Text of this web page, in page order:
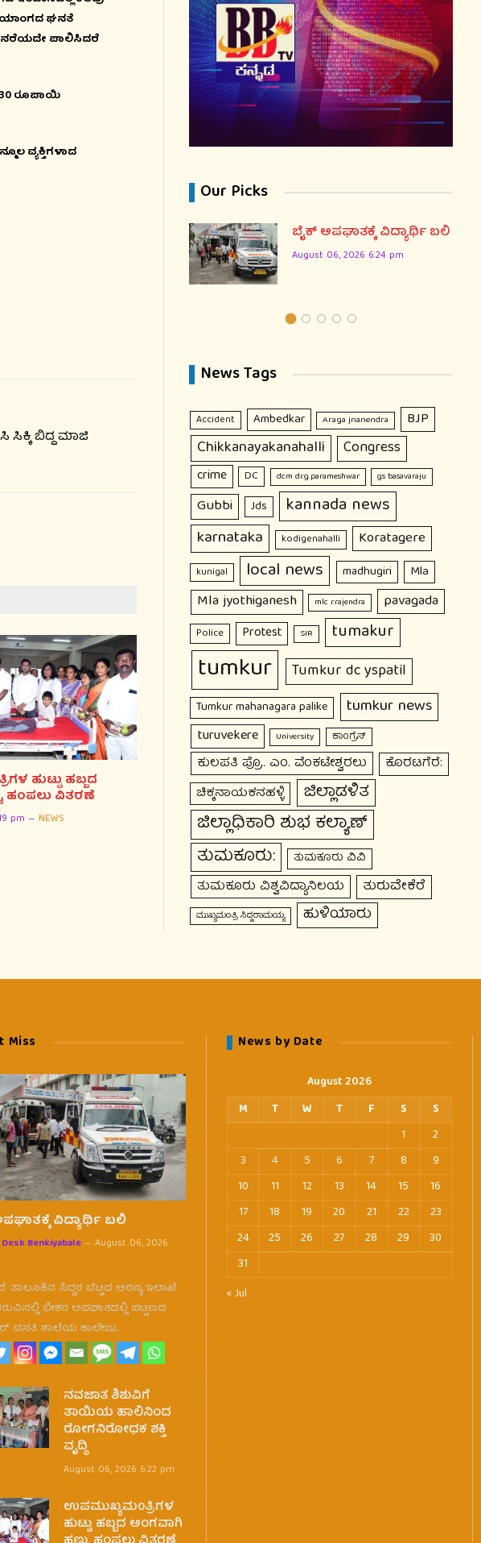
ಘನತೆ
ಪಾಲಿಸಿದರೆ
ರೂಪಾಯಿ
ವ್ಯಕ್ತಿಗಳಾದ
ಬಿದ್ದ ಮಾಜಿ
ಹುಟ್ಟು ಹಬ್ಬದ
ಹಂಪಲು ವಿತರಣೆ
pm NEWS
Our Picks
ಬೈಕ್ ಅಪಘಾತಕ್ಕೆ ವಿದ್ಯಾರ್ಥಿ ಬಲಿ
August 06, 2026 6:24 pm
News Tags
Accident Ambedkar Araga jnanendra BJP
Chikkanayakanahalli Congress
crime DC dcm dr.g.parameshwar gs basavaraju
Gubbi Jds kannada news
karnataka kodigenahalli Koratagere
kunigal local news madhugiri Mla
Mla jyothiganesh mlc r.rajendra pavagada
Police Protest SIR tumakur
tumkur Tumkur dc yspatil
Tumkur mahanagara palike tumkur news
turuvekere University ಕಾಂಗ್ರೆಸ್
ಕುಲಪತಿ ಪ್ರೊ. ಎಂ. ವೆಂಕಟೇಶ್ವರಲು ಕೊರಟಗೆರೆ:
ಚಿಕ್ಕನಾಯಕನಹಳ್ಳಿ ಜಿಲ್ಲಾಡಳಿತ
ಜಿಲ್ಲಾಧಿಕಾರಿ ಶುಭ ಕಲ್ಯಾಣ್
ತುಮಕೂರು:
ತುಮಕೂರು ವಿವಿ
ತುಮಕೂರು ವಿಶ್ವವಿದ್ಯಾನಿಲಯ ತುರುವೇಕೆರೆ
ಮುಖ್ಯಮಂತ್ರಿ ಸಿದ್ದರಾಮಯ್ಯ ಹುಳಿಯಾರು
Miss
ವಿದ್ಯಾರ್ಥಿ ಬಲಿ
Benkiyabale
August 06, 2026
ತಾಲೂಕಿನ ಸಿದ್ದರ ಬೆಟ್ಟದ ಅರಣ್ಯ ಇಲಾಖೆ
ಭೀಕರ ಅಪಘಾತದಲ್ಲಿ ಪಟ್ಟಣದ
ವಸತಿ ಶಾಲೆಯ ಕಾಲೇಜು…
ನವಜಾತ ಶಿಶುವಿಗೆ
ತಾಯಿಯ ಹಾಲಿನಿಂದ
ರೋಗನಿರೋಧಕ ಶಕ್ತಿ
ವೃದ್ಧಿ
August 06, 2026 6:22 pm
ಉಪಮುಖ್ಯಮ0ತ್ರಿಗಳ
ಹುಟ್ಟು ಹಬ್ಬದ ಅಂಗವಾಗಿ
News by Date
August 2026
M
T W T F S
S
1
2
3
4 5 6 7 8
9
10
11 12 13 14 15
16
17
18 19 20 21 22
23
24
25 26 27 28 29
30
31
« Jul